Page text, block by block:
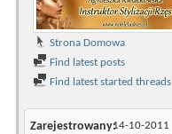
Strona Domowa
Find latest posts
Find latest started threads
Zarejestrowany14-10-2011